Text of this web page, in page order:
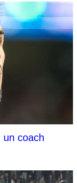
un coach